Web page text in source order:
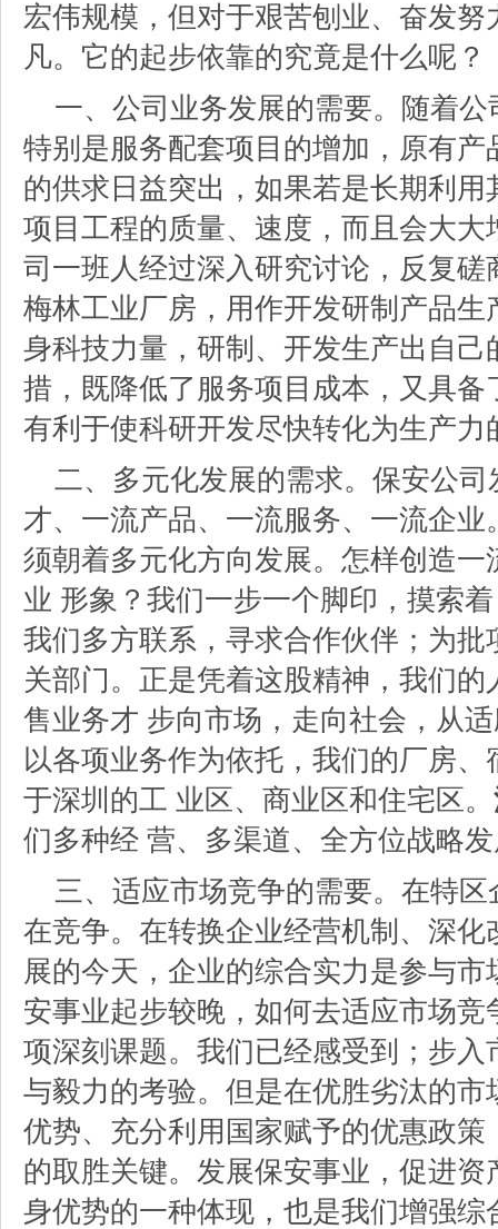
宏伟规模，但对于艰苦刨业、奋发
凡。它的起步依靠的究竟是什么呢？
一、公司业务发展的需要。随着
特别是服务配套项目的增加，原有
的供求日益突出，如果若是长期利
项目工程的质量、速度，而且会大
司一班人经过深入研究讨论，反复
梅林工业厂房，用作开发研制产品
身科技力量，研制、开发生产出自
措，既降低了服务项目成本，又具
有利于使科研开发尽快转化为生产力
二、多元化发展的需求。保安公
才、一流产品、一流服务、一流企
须朝着多元化方向发展。怎样创造
业 形象？我们一步一个脚印，摸索
我们多方联系，寻求合作伙伴；为
关部门。正是凭着这股精神，我们
售业务才 步向市场，走向社会，从
以各项业务作为依托，我们的厂房
于深圳的工 业区、商业区和住宅区。
们多种经 营、多渠道、全方位战略
三、适应市场竞争的需要。在特
在竞争。在转换企业经营机制、深
展的今天，企业的综合实力是参与
安事业起步较晚，如何去适应市场
项深刻课题。我们已经感受到；步
与毅力的考验。但是在优胜劣汰的
优势、充分利用国家赋予的优惠政
的取胜关键。发展保安事业，促进
身优势的一种体现，也是我们增强